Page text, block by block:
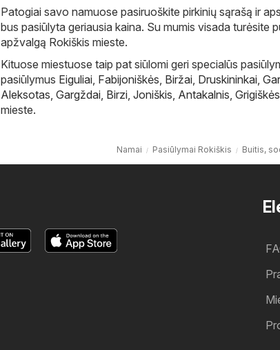
Patogiai savo namuose pasiruoškite pirkinių sąrašą ir
bus pasiūlyta geriausia kaina. Su mumis visada turėsite
apžvalgą Rokiškis mieste.
Kituose miestuose taip pat siūlomi geri specialūs
pasiūlymus Eiguliai Fabijoniškės Biržai Druskininkai
Aleksotas Gargždai Birzi Joniškis Antakalnis Grigiškės
mieste.
Namai Pasiūlymai Rokiškis Buitis,